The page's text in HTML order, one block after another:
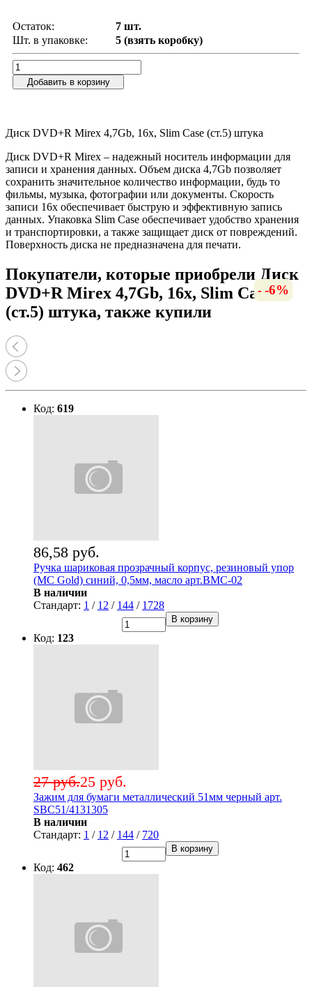
Остаток:
7 шт.
Шт. в упаковке:
5 (взять коробку)
Добавить в корзину
Диск DVD+R Mirex 4,7Gb, 16x, Slim Case (ст.5) штука
Диск DVD+R Mirex – надежный носитель информации для
записи и хранения данных. Объем диска 4,7Gb позволяет
сохранить значительное количество информации, будь то
фильмы, музыка, фотографии или документы. Скорость
записи 16x обеспечивает быструю и эффективную запись
данных. Упаковка Slim Case обеспечивает удобство хранения
и транспортировки, а также защищает диск от повреждений.
Поверхность диска не предназначена для печати.
Покупатели, которые приобрели Диск
DVD+R Mirex 4,7Gb, 16x, Slim Case
(ст.5) штука, также купили
Код: 619
86,58 руб.
Ручка шариковая прозрачный корпус, резиновый упор
(MC Gold) синий, 0,5мм, масло арт.BMC-02
В наличии
Стандарт: 1 / 12 / 144 / 1728
В корзину
-7%
Код: 123
25 руб.
27 руб.
Зажим для бумаги металлический 51мм черный арт.
SBC51/4131305
В наличии
Стандарт: 1 / 12 / 144 / 720
В корзину
Код: 462
-12%
-36%
-6%
-9%
-9%
-13%
-15%
-12%
-15%
-13%
-6%